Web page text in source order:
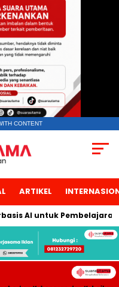
CONTENT
ARTIKEL
untuk Pembelajaran